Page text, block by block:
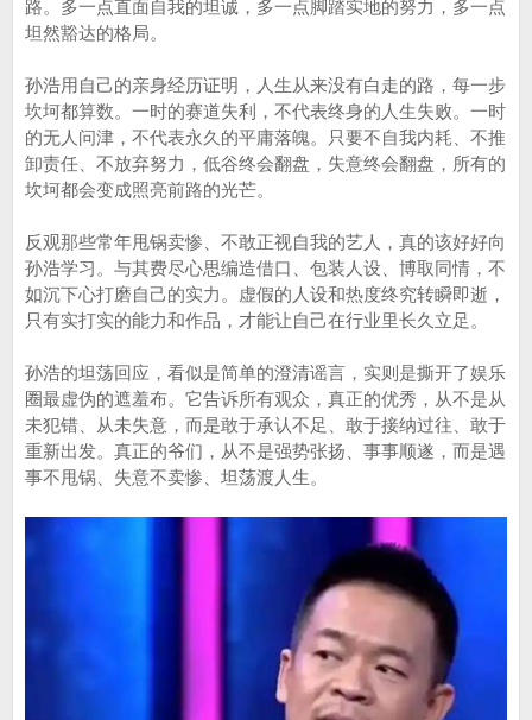
路。多一点直面自我的坦诚，多一点脚踏实地的努力，多一点
坦然豁达的格局。
孙浩用自己的亲身经历证明，人生从来没有白走的路，每一步
坎坷都算数。一时的赛道失利，不代表终身的人生失败。一时
的无人问津，不代表永久的平庸落魄。只要不自我内耗、不推
卸责任、不放弃努力，低谷终会翻盘，失意终会翻盘，所有的
坎坷都会变成照亮前路的光芒。
反观那些常年甩锅卖惨、不敢正视自我的艺人，真的该好好向
孙浩学习。与其费尽心思编造借口、包装人设、博取同情，不
如沉下心打磨自己的实力。虚假的人设和热度终究转瞬即逝，
只有实打实的能力和作品，才能让自己在行业里长久立足。
孙浩的坦荡回应，看似是简单的澄清谣言，实则是撕开了娱乐
圈最虚伪的遮羞布。它告诉所有观众，真正的优秀，从不是从
未犯错、从未失意，而是敢于承认不足、敢于接纳过往、敢于
重新出发。真正的爷们，从不是强势张扬、事事顺遂，而是遇
事不甩锅、失意不卖惨、坦荡渡人生。